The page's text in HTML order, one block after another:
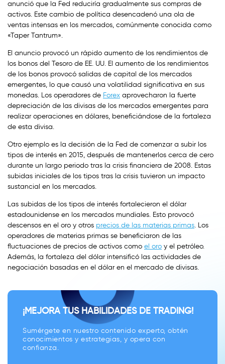
anunció que la Fed reduciría gradualmente sus compras de
activos. Este cambio de política desencadenó una ola de
ventas intensas en los mercados, comúnmente conocida como
«Taper Tantrum».
El anuncio provocó un rápido aumento de los rendimientos de
los bonos del Tesoro de EE. UU. El aumento de los rendimientos
de los bonos provocó salidas de capital de los mercados
emergentes, lo que causó una volatilidad significativa en sus
monedas. Los operadores de Forex aprovecharon la fuerte
depreciación de las divisas de los mercados emergentes para
realizar operaciones en dólares, beneficiándose de la fortaleza
de esta divisa.
Otro ejemplo es la decisión de la Fed de comenzar a subir los
tipos de interés en 2015, después de mantenerlos cerca de cero
durante un largo periodo tras la crisis financiera de 2008. Estas
subidas iniciales de los tipos tras la crisis tuvieron un impacto
sustancial en los mercados.
Las subidas de los tipos de interés fortalecieron el dólar
estadounidense en los mercados mundiales. Esto provocó
descensos en el oro y otros precios de las materias primas. Los
operadores de materias primas se beneficiaron de las
fluctuaciones de precios de activos como el oro y el petróleo.
Además, la fortaleza del dólar intensificó las actividades de
negociación basadas en el dólar en el mercado de divisas.
¡MEJORA TUS HABILIDADES DE TRADING!
Sumérgete en nuestro contenido experto, obtén
conocimientos y estrategias, y opera con
confianza.